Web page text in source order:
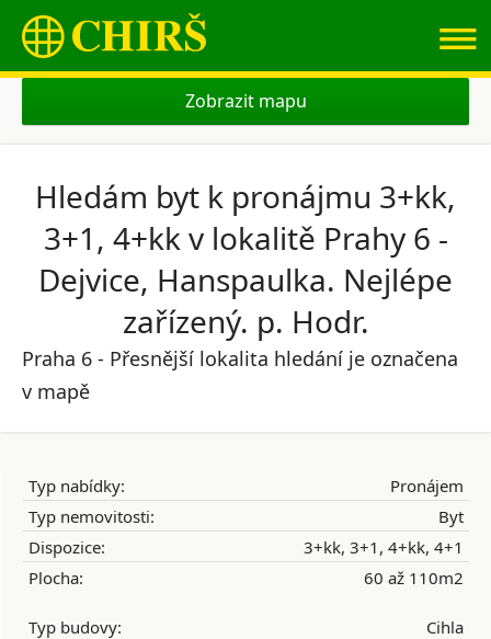
≡
Zobrazit mapu
Hledám byt k pronájmu 3+kk,
3+1, 4+kk v lokalitě Prahy 6 -
Dejvice, Hanspaulka. Nejlépe
zařízený. p. Hodr.
Praha 6 - Přesnější lokalita hledání je označena
v mapě
Typ nabídky:
Pronájem
Typ nemovitosti:
Byt
Dispozice:
3+kk, 3+1, 4+kk, 4+1
Plocha:
60 až 110m2
Typ budovy:
Cihla